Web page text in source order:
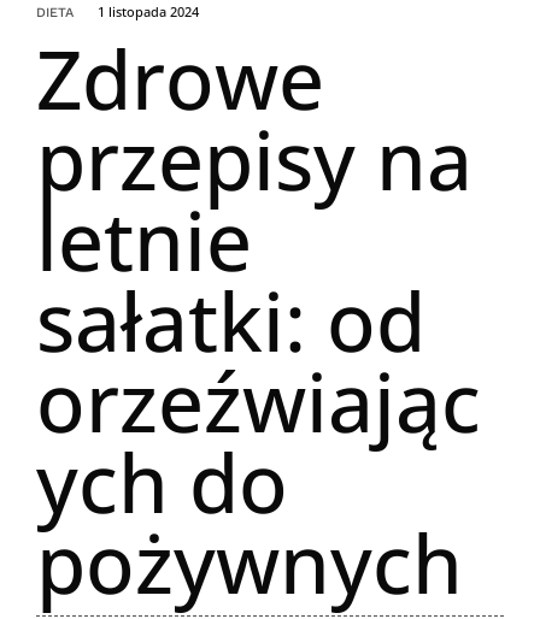
DIETA 1 listopada 2024
Zdrowe
przepisy na
letnie
sałatki: od
orzeźwiając
ych do
pożywnych